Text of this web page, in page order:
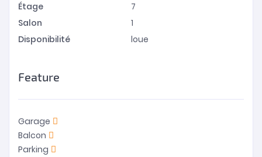
Étage
7
Salon
1
Disponibilité
loue
Feature
Garage
Balcon
Parking